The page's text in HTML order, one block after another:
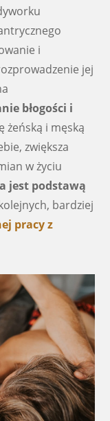
i
jej
błogości i
żeńską i męską
zwiększa
w życiu
jest podstawą
bardziej
pracy z